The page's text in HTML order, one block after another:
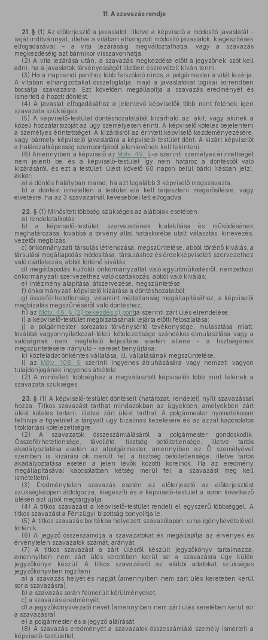
11. A szavazás rendje
21. § (1) Az előterjesztő a javaslatot, illetve a képviselő a módosító javaslatát –
saját indítvánnyal, illetve a vitában elhangzott módosító javaslatok, kiegészítések
elfogadásával – a vita lezárásáig megváltoztathatja, vagy a szavazás
megkezdéséig azt bármikor visszavonhatja.
(2) A vita lezárása után, a szavazás megkezdése előtt a jegyzőnek szót kell
adni, ha a javaslatok törvényességét illetően észrevételt kíván tenni.
(3) Ha a napirendi ponthoz több felszólaló nincs, a polgármester a vitát lezárja.
A vitában elhangzottakat összefoglalja, majd a javaslatokat logikai sorrendben
bocsátja szavazásra. Ezt követően megállapítja a szavazás eredményét és
ismerteti a hozott döntést.
(4) A javaslat elfogadásához a jelenlevő képviselők több mint felének igen
szavazata szükséges.
(5) A képviselő-testület döntéshozatalából kizárható az, akit, vagy akinek a
közeli hozzátartozóját az ügy személyesen érinti. A képviselő köteles bejelenteni
a személyes érintettséget. A kizárásról az érintett képviselő kezdeményezésére,
vagy bármely képviselő javaslatára a képviselő-testület dönt. A kizárt képviselőt
a határozatképesség szempontjából jelenlevőnek kell tekinteni.
(6) Amennyiben a képviselő az Mötv. 49. §-a szerinti személyes érintettségét
nem jelenti be, és a képviselő-testület így nem határoz a döntésből való
kizárásáról, és ezt a testületi ülést követő 60 napon belül bárki írásban jelzi,
akkor:
a) a döntés hatályban marad, ha azt legalább 3 képviselő megszavazta,
b) a döntést ismételten a testület elé kell terjeszteni megerősítésre, vagy
elvetésre, ha az 3 szavazatnál kevesebbel lett elfogadva.
22. § (1) Minősített többség szükséges az alábbiak esetében:
a) rendeletalkotás;
b) a képviselő-testület szervezetének kialakítása és működésének
meghatározása, továbbá a törvény által hatáskörébe utalt választás, kinevezés,
vezetői megbízás;
c) önkormányzati társulás létrehozása, megszüntetése, abból történő kiválás, a
társulási megállapodás módosítása, társuláshoz és érdekképviseleti szervezethez
való csatlakozás, abból történő kiválás;
d) megállapodás külföldi önkormányzattal való együttműködésről, nemzetközi
önkormányzati szervezethez való csatlakozás, abból való kiválás;
e) intézmény alapítása, átszervezése, megszüntetése;
f) önkormányzati képviselő kizárása a döntéshozatalból;
g) összeférhetetlenség, valamint méltatlanság megállapításához, a képviselői
megbízatás megszűnéséről való döntéshez;
h) az Mötv. 46. § (2) bekezdés c) pontja szerinti zárt ülés elrendelése;
i) a képviselő-testület megbízatásának lejárta előtti feloszlatása;
j) a polgármester sorozatos törvénysértő tevékenysége, mulasztása miatt,
továbbá vagyonnyilatkozat-tételi kötelezettsége szándékos elmulasztása vagy a
valóságnak nem megfelelő teljesítése esetén ellene - a tisztségének
megszüntetésére irányuló - kereset benyújtása;
k) közfeladat önkéntes vállalása, ill. vállalásának megszüntetése,
l) az Mötv. 108. §
szerinti ingyenes átruházására vagy nemzeti vagyon
tulajdonjogának ingyenes átvétele.
(2) A minősített többséghez a megválasztott képviselők több mint felének a
szavazata szükséges.
23. § (1) A képviselő-testület döntéseit (határozat, rendelet) nyílt szavazással
hozza. Titkos szavazást tarthat mindazokban az ügyekben, amelyekben zárt
ülést köteles tartani, illetve zárt ülést tarthat. A polgármester nyomatékosan
felhívja a figyelmet a tárgyalt ügy bizalmas kezelésére és az azzal kapcsolatos
titoktartási kötelezettségre.
(2) A szavazatok összeszámlálásáról a polgármester gondoskodik.
Összeférhetetlensége, távolléte, tisztség betöltetlensége, illetve tartós
akadályoztatása esetén az alpolgármester, amennyiben az Ő személyével
szemben is kizárási ok merült fel, a tisztség betöltetlensége, illetve tartós
akadályoztatása esetén a jelen lévők közötti korelnök. Ha az eredmény
megállapításával kapcsolatban kétség merül fel, a szavazást meg kell
ismételtetni.
(3) Eredménytelen szavazás esetén az előterjesztő az előterjesztést
szükségképpen átdolgozza, kiegészíti és a képviselő-testület a soron következő
ülésén azt újból megtárgyalja.
(4) A titkos szavazást a képviselő-testület rendeli el egyszerű többséggel. A
titkos szavazást a Pénzügyi bizottság bonyolítja le.
(5) A titkos szavazás borítékba helyezett szavazólapon, urna igénybevételével
történik.
(6) A jegyző összeszámolja a szavazatokat és megállapítja az érvényes és
érvénytelen szavazatok számát, arányát.
(7) A titkos szavazást a zárt ülésről készült jegyzőkönyv tartalmazza,
amennyiben nem zárt ülés keretében kerül sor a szavazásra úgy külön
jegyzőkönyv készül. A titkos szavazásról az alábbi adatokat szükséges
jegyzőkönyvben rögzíteni:
a) a szavazás helyét és napját (amennyiben nem zárt ülés keretében kerül
sor a szavazásra),
b) a szavazás során felmerült körülményeket,
c) a szavazás eredményét,
d) a jegyzőkönyvvezető nevét (amennyiben nem zárt ülés keretében kerül sor
a szavazásra)
e) a polgármester és a jegyző aláírását.
(8) A szavazás eredményét a szavazatok összeszámláló személy ismerteti a
képviselő-testülettel.